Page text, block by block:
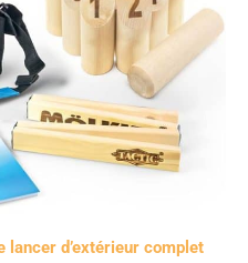
lancer d’extérieur complet